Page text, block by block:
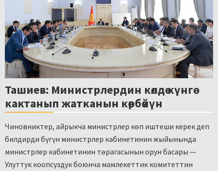
Ташиев: Министрлердин көлдө күнгө
кактанып жатканын көрбөйүн
Чиновниктер, айрыкча министрлер көп иштеши керек деп
билдирди бүгүн министрлер кабинетинин жыйынында
министрлер кабинетинин төрагасынын орун басары —
Улуттук коопсуздук боюнча мамлекеттик комитеттин